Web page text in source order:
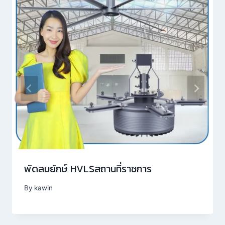
พัดลมยักษ์ HVLSสถานที่ราชการ
By kawin